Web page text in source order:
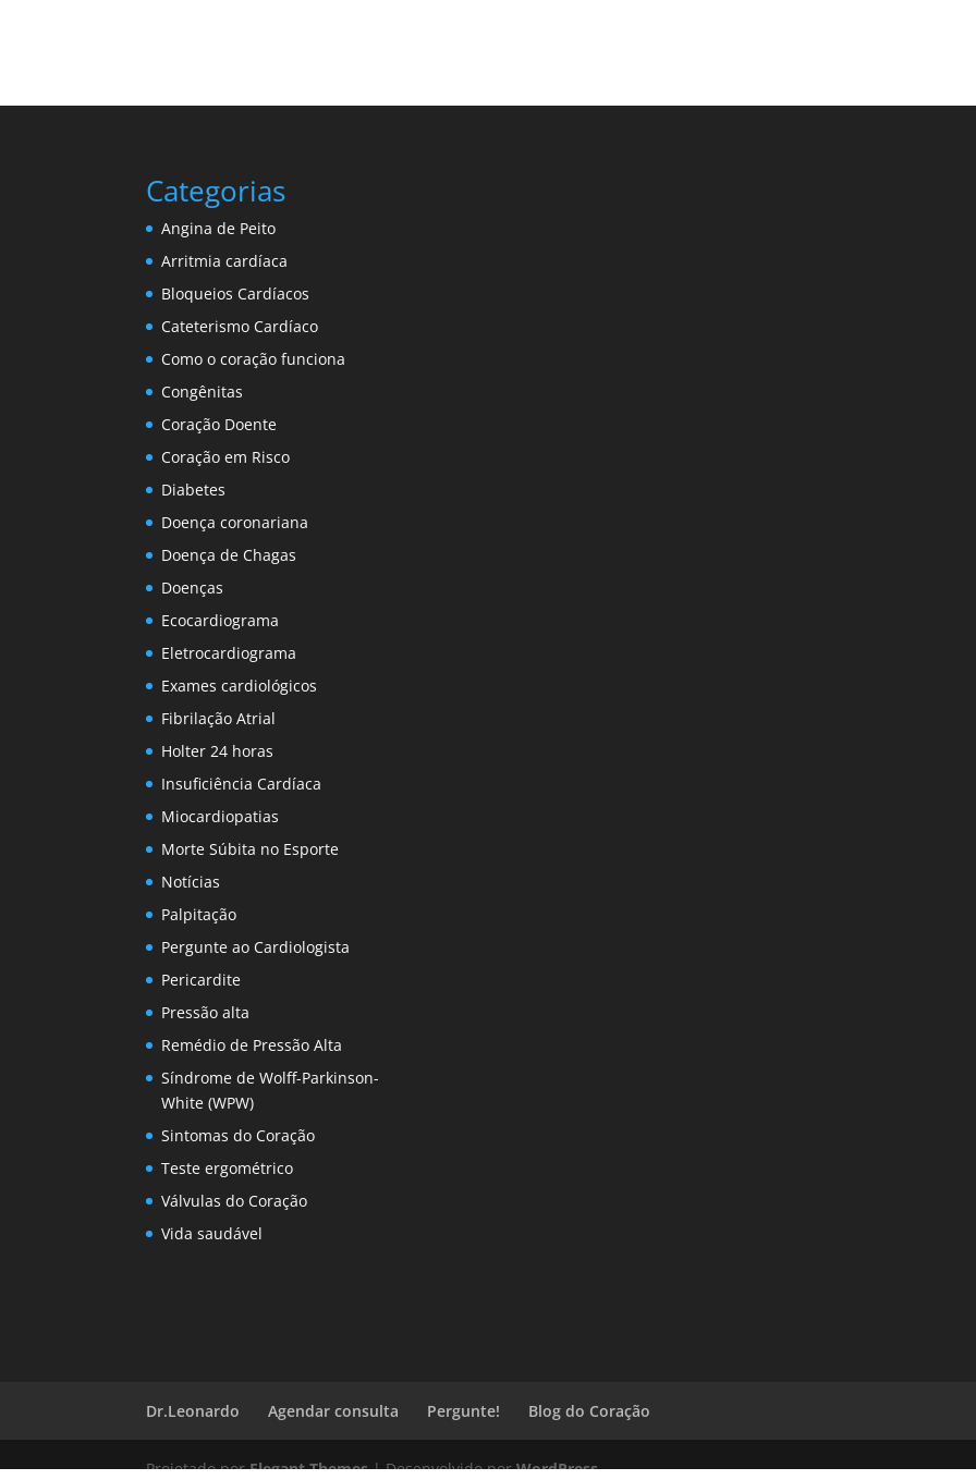
Categorias
Angina de Peito
Arritmia cardíaca
Bloqueios Cardíacos
Cateterismo Cardíaco
Como o coração funciona
Congênitas
Coração Doente
Coração em Risco
Diabetes
Doença coronariana
Doença de Chagas
Doenças
Ecocardiograma
Eletrocardiograma
Exames cardiológicos
Fibrilação Atrial
Holter 24 horas
Insuficiência Cardíaca
Miocardiopatias
Morte Súbita no Esporte
Notícias
Palpitação
Pergunte ao Cardiologista
Pericardite
Pressão alta
Remédio de Pressão Alta
Síndrome de Wolff-Parkinson-
White (WPW)
Sintomas do Coração
Teste ergométrico
Válvulas do Coração
Vida saudável
Dr.Leonardo Agendar consulta Pergunte! Blog do Coração
Projetado porElegant Themes| Desenvolvido porWordPress